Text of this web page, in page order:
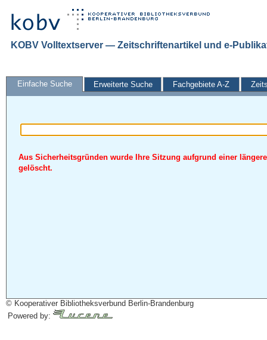
KOBV Volltextserver — Zeitschriftenartikel und e-
Einfache Suche Erweiterte Suche Fachgebiete A-Z
Aus Sicherheitsgründen wurde Ihre Sitzung aufgrund einer
gelöscht.
© Kooperativer Bibliotheksverbund Berlin-Brandenburg
Powered by: